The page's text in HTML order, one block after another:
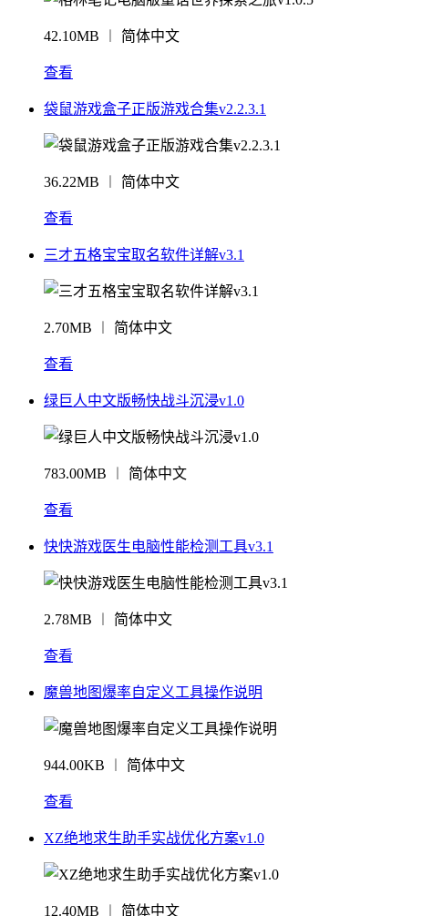
42.10MB ︱ 简体中文
查看
袋鼠游戏盒子正版游戏合集v2.2.3.1
36.22MB ︱ 简体中文
查看
三才五格宝宝取名软件详解v3.1
2.70MB ︱ 简体中文
查看
绿巨人中文版畅快战斗沉浸v1.0
783.00MB ︱ 简体中文
查看
快快游戏医生电脑性能检测工具v3.1
2.78MB ︱ 简体中文
查看
魔兽地图爆率自定义工具操作说明
944.00KB ︱ 简体中文
查看
XZ绝地求生助手实战优化方案v1.0
12.40MB ︱ 简体中文